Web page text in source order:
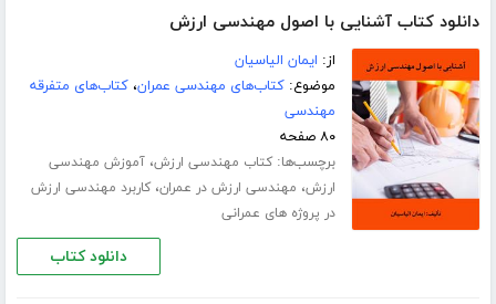
دانلود کتاب آشنایی با اصول مهندسی ارزش
از: ایمان الیاسیان
موضوع:کتاب‌های مهندسی عمران،کتاب‌های متفرقه
مهندسی
۸۰ صفحه
برچسب‌ها:کتاب مهندسی ارزش،آموزش مهندسی
ارزش، مهندسی ارزش در عمران،کاربرد مهندسی ارزش
در پروژه های عمرانی
دانلود کتاب